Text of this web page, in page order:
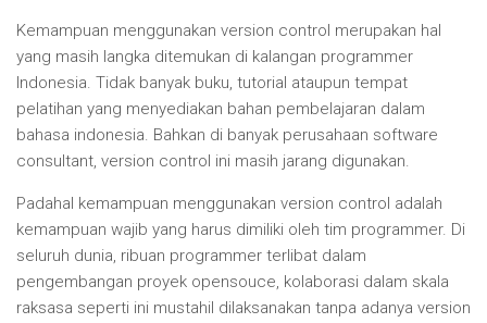
Kemampuan menggunakan version control merupakan hal
yang masih langka ditemukan di kalangan programmer
Indonesia. Tidak banyak buku, tutorial ataupun tempat
pelatihan yang menyediakan bahan pembelajaran dalam
bahasa indonesia. Bahkan di banyak perusahaan software
consultant, version control ini masih jarang digunakan.
Padahal kemampuan menggunakan version control adalah
kemampuan wajib yang harus dimiliki oleh tim programmer. Di
seluruh dunia, ribuan programmer terlibat dalam
pengembangan proyek opensouce, kolaborasi dalam skala
raksasa seperti ini mustahil dilaksanakan tanpa adanya version